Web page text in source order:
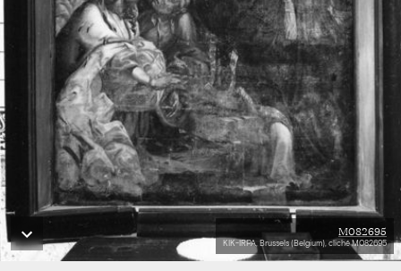
M082695
KIK-IRPA, Brussels (Belgium), cliché M082695